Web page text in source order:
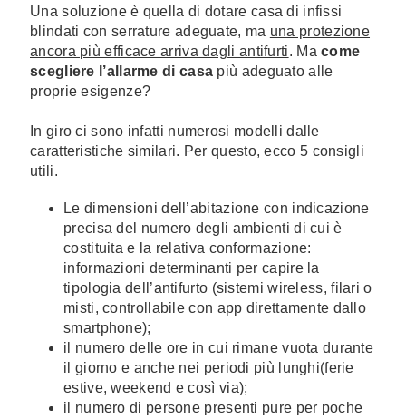
Una soluzione è quella di dotare casa di infissi
blindati con serrature adeguate, ma una protezione
ancora più efficace arriva dagli antifurti. Macome
scegliere l’allarme di casa più adeguato alle
proprie esigenze?
In giro ci sono infatti numerosi modelli dalle
caratteristiche similari. Per questo, ecco 5 consigli
utili.
Le dimensioni dell’abitazione con indicazione
precisa del numero degli ambienti di cui è
costituita e la relativa conformazione:
informazioni determinanti per capire la
tipologia dell’antifurto (sistemi wireless, filari o
misti, controllabile con app direttamente dallo
smartphone);
il numero delle ore in cui rimane vuota durante
il giorno e anche nei periodi più lunghi(ferie
estive, weekend e così via);
il numero di persone presenti pure per poche